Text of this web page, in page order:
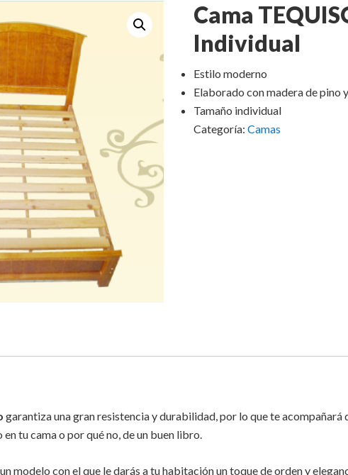
Cama
Individual
Estilo moderno
Elaborado con madera de pino
Tamaño individual
Categoría:Camas
garantiza una gran resistencia y durabilidad, por lo que te
tu cama o por qué no, de un buen libro.
modelo con el que le darás a tu habitación un toque de orden y